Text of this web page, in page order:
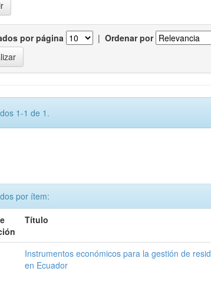
por página | Ordenar por
1-1 de 1.
por ítem:
Título
Instrumentos económicos para la gestión de
en Ecuador